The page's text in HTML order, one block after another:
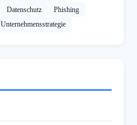
Datenschutz
Phishing
Unternehmensstrategie